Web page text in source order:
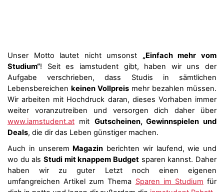
Unser Motto lautet nicht umsonst „Einfach mehr vom
Studium“! Seit es iamstudent gibt, haben wir uns der
Aufgabe verschrieben, dass Studis in sämtlichen
Lebensbereichen keinen Vollpreis mehr bezahlen müssen.
Wir arbeiten mit Hochdruck daran, dieses Vorhaben immer
weiter voranzutreiben und versorgen dich daher über
www.iamstudent.at mit Gutscheinen, Gewinnspielen und
Deals, die dir das Leben günstiger machen.
Auch in unserem Magazin berichten wir laufend, wie und
wo du als Studi mit knappem Budget sparen kannst. Daher
haben wir zu guter Letzt noch einen eigenen
umfangreichen Artikel zum Thema Sparen im Studium für